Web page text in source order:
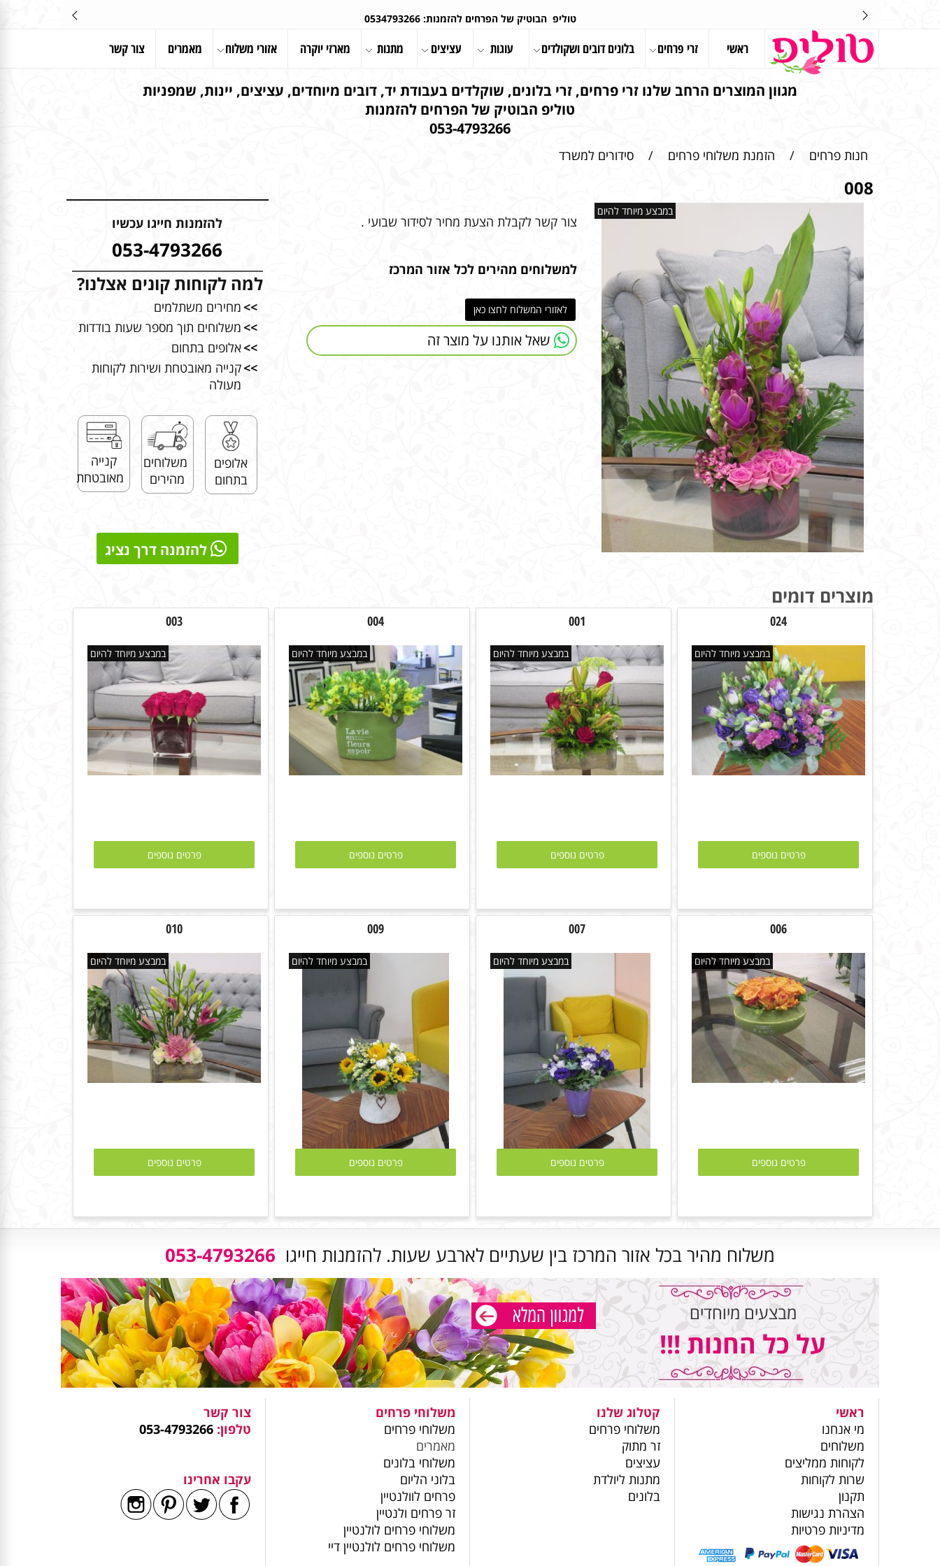
טוליפ הבוטיק של הפרחים להזמנות: 0534793266
ראשי זרי פרחים בלונים דובים ושקולדים עוגות עציצים מתנות מארזי יוקרה אזורי משלוח מאמרים צור קשר
מגוון המוצרים הרחב שלנו זרי פרחים, זרי בלונים, שוקלדים בעבודת יד, דובים מיוחדים, עציצים, יינות, שמפניות
טוליפ הבוטיק של הפרחים להזמנות
053-4793266
חנות פרחים / הזמנת משלוחי פרחים / סידורים למשרד
008
במבצע מיוחד להיום
צור קשר לקבלת הצעת מחיר לסידור שבועי .
למשלוחים מהירים לכל אזור המרכז
לאזורי המשלוח לחצו כאן
שאל אותנו על מוצר זה
להזמנות חייגו עכשיו
053-4793266
למה לקוחות קונים אצלנו?
>>מחירים משתלמים
>>משלוחים תוך מספר שעות בודדות
>>אלופים בתחום
>>קנייה מאובטחת ושירות לקוחות
מעולה
אלופים
בתחום
משלוחים
מהירים
קנייה
מאובטחת
להזמנה דרך נציג
מוצרים דומים
024
במבצע מיוחד להיום
פרטים נוספים
001
במבצע מיוחד להיום
פרטים נוספים
004
במבצע מיוחד להיום
פרטים נוספים
003
במבצע מיוחד להיום
פרטים נוספים
006
במבצע מיוחד להיום
פרטים נוספים
007
במבצע מיוחד להיום
פרטים נוספים
009
במבצע מיוחד להיום
פרטים נוספים
010
במבצע מיוחד להיום
פרטים נוספים
משלוח מהיר בכל אזור המרכז בין שעתיים לארבע שעות. להזמנות חייגו 053-4793266
מבצעים מיוחדים
על כל החנות !!!
ראשי
מי אנחנו
משלוחים
לקוחות ממליצים
שרות לקוחות
תקנון
הצהרת נגישות
מדיניות פרטיות
קטלוג שלנו
משלוחי פרחים
זר מתוק
עציצים
מתנות ליולדת
בלונים
משלוחי פרחים
משלוחי פרחים
מאמרים
משלוחי בלונים
בלוני הליום
פרחים לוולנטיין
זר פרחים ולנטיין
משלוחי פרחים לולנטיין
משלוחי פרחים לולנטיין דיי
צור קשר
טלפון:053-4793266
עקבו אחרינו